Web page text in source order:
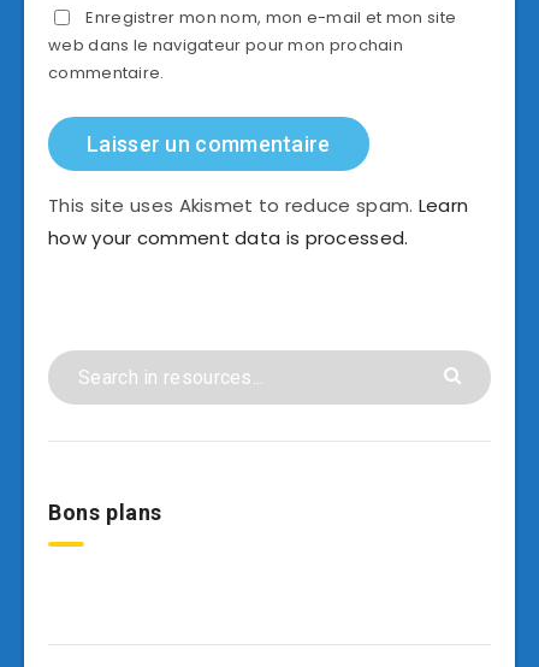
Enregistrer mon nom, mon e-mail et mon site
web dans le navigateur pour mon prochain
commentaire.
This site uses Akismet to reduce spam. Learn
how your comment data is processed.
Bons plans